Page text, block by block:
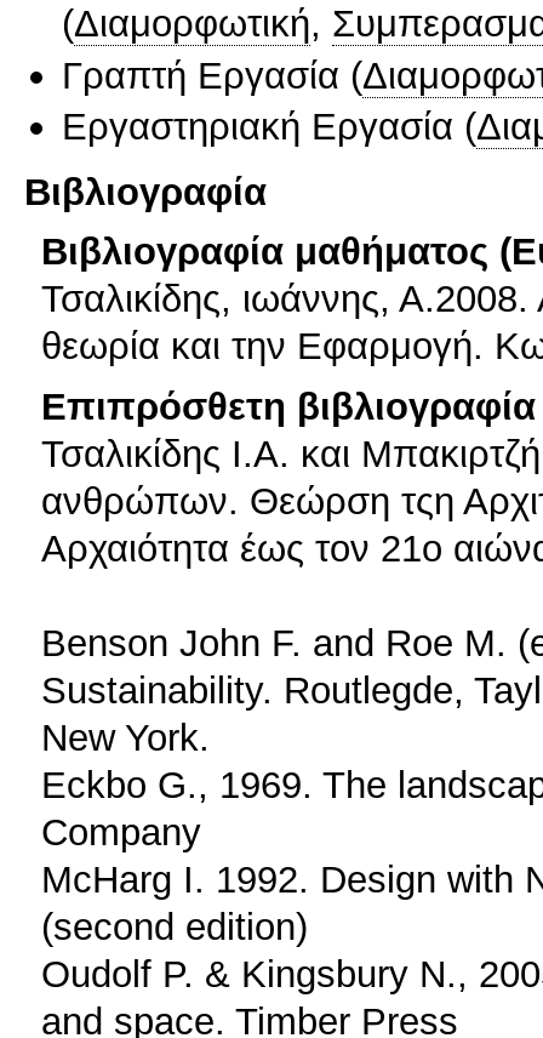
(Διαμορφωτική,
Γραπτή Εργασία (
Εργαστηριακή Εργασία (
Βιβλιογραφία
Βιβλιογραφία μαθήματος
Τσαλικίδης, ιωάννης, Α.2008.
θεωρία και την Εφαρμογή.
Επιπρόσθετη βιβλιογραφία
Τσαλικίδης Ι.Α. και
ανθρώπων. Θεώρση τςη
Αρχαιότητα έως τον 21ο
Benson John F. and Roe M.
Sustainability. Routlegde,
New York.
Eckbo G., 1969. The
Company
McHarg I. 1992. Design with
(second edition)
Oudolf P. & Kingsbury N.,
and space. Timber Press